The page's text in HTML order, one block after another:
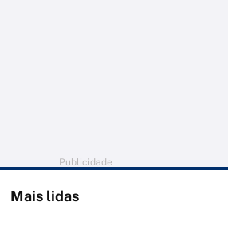
Publicidade
Mais lidas